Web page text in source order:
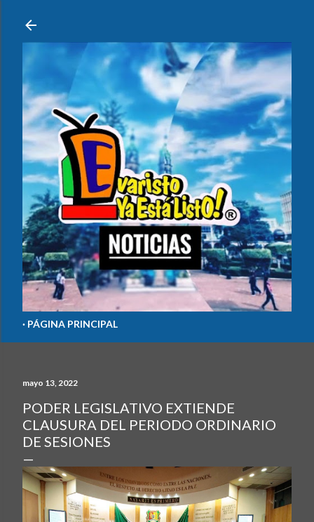
PÁGINA PRINCIPAL
mayo 13, 2022
PODER LEGISLATIVO EXTIENDE
CLAUSURA DEL PERIODO ORDINARIO
DE SESIONES